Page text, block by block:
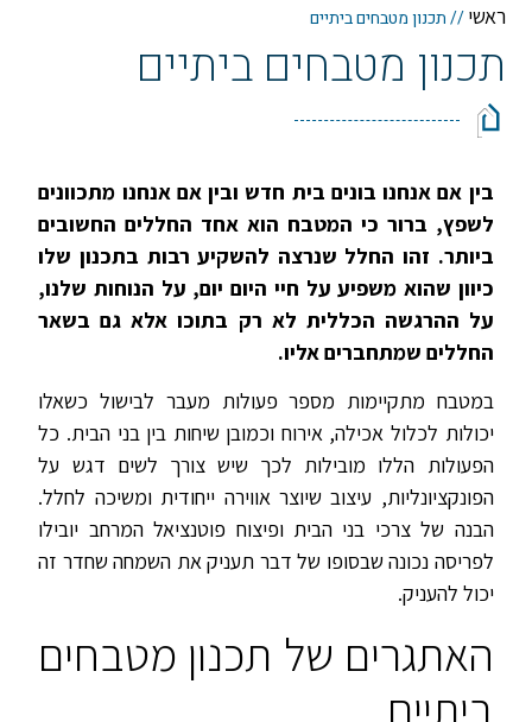
ראשי//תכנון מטבחים ביתיים
תכנון מטבחים ביתיים
בין אם אנחנו בונים בית חדש ובין אם אנחנו מתכוונים
לשפץ, ברור כי המטבח הוא אחד החללים החשובים
ביותר. זהו החלל שנרצה להשקיע רבות בתכנון שלו
כיוון שהוא משפיע על חיי היום יום, על הנוחות שלנו,
על ההרגשה הכללית לא רק בתוכו אלא גם בשאר
החללים שמתחברים אליו.
במטבח מתקיימות מספר פעולות מעבר לבישול כשאלו
יכולות לכלול אכילה, אירוח וכמובן שיחות בין בני הבית. כל
הפעולות הללו מובילות לכך שיש צורך לשים דגש על
הפונקציונליות, עיצוב שיוצר אווירה ייחודית ומשיכה לחלל.
הבנה של צרכי בני הבית ופיצוח פוטנציאל המרחב יובילו
לפריסה נכונה שבסופו של דבר תעניק את השמחה שחדר זה
יכול להעניק.
האתגרים של תכנון מטבחים
ביתיים